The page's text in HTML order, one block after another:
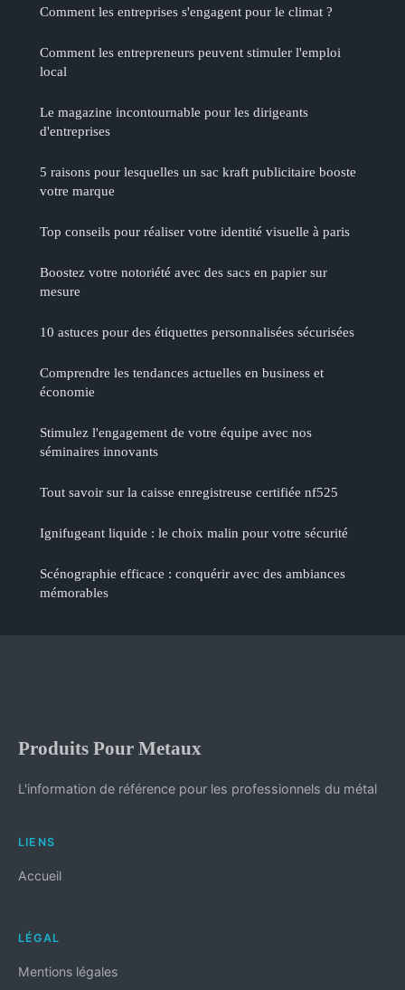
Comment les entreprises s'engagent pour le climat ?
Comment les entrepreneurs peuvent stimuler l'emploi
local
Le magazine incontournable pour les dirigeants
d'entreprises
5 raisons pour lesquelles un sac kraft publicitaire booste
votre marque
Top conseils pour réaliser votre identité visuelle à paris
Boostez votre notoriété avec des sacs en papier sur
mesure
10 astuces pour des étiquettes personnalisées sécurisées
Comprendre les tendances actuelles en business et
économie
Stimulez l'engagement de votre équipe avec nos
séminaires innovants
Tout savoir sur la caisse enregistreuse certifiée nf525
Ignifugeant liquide : le choix malin pour votre sécurité
Scénographie efficace : conquérir avec des ambiances
mémorables
Produits Pour Metaux
L'information de référence pour les professionnels du métal
LIENS
Accueil
LÉGAL
Mentions légales